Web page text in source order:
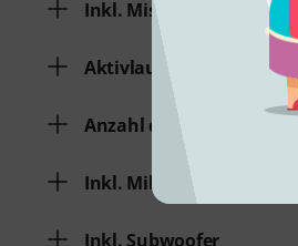
Inkl. Mischpult
Aktivlautsprecher
Anzahl der
Inkl. Mikrofon
Inkl. Subwoofer